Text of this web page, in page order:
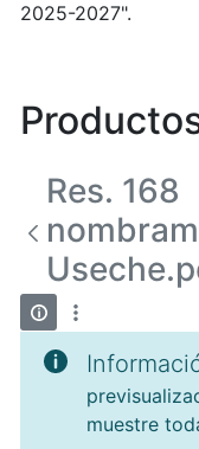
2025-2027".
Res. 168
muestre